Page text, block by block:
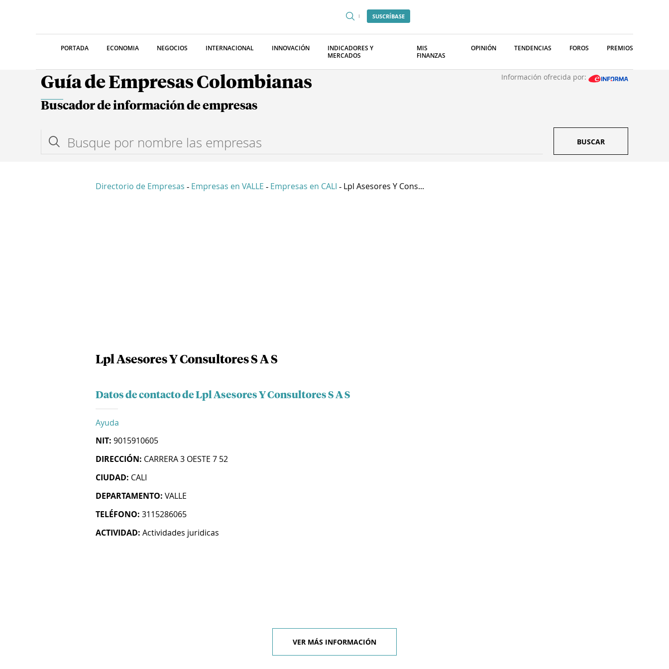
SUSCRÍBASE
PORTADA ECONOMIA NEGOCIOS INTERNACIONAL INNOVACIÓN
INDICADORES Y
MERCADOS
MIS
FINANZAS
OPINIÓN TENDENCIAS FOROS PREMIOS
Guía de Empresas Colombianas Información ofrecida por:
Buscador de información de empresas
BUSCAR
Directorio de Empresas - Empresas en VALLE - Empresas en CALI - Lpl Asesores Y Cons...
Lpl Asesores Y Consultores S A S
Datos de contacto de Lpl Asesores Y Consultores S A S
Ayuda
NIT: 9015910605
DIRECCIÓN: CARRERA 3 OESTE 7 52
CIUDAD: CALI
DEPARTAMENTO: VALLE
TELÉFONO: 3115286065
ACTIVIDAD: Actividades juridicas
VER MÁS INFORMACIÓN